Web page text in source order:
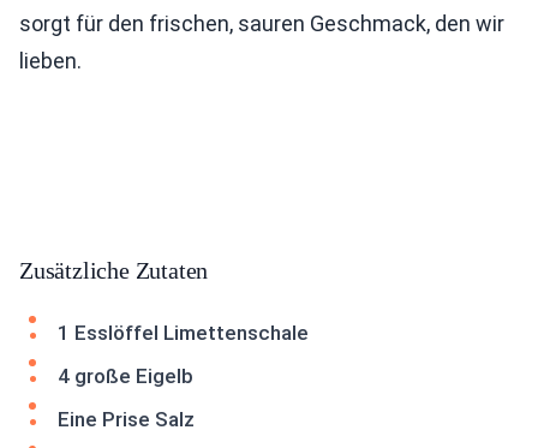
sorgt für den frischen, sauren Geschmack, den wir
lieben.
Zusätzliche Zutaten
1 Esslöffel Limettenschale
4 große Eigelb
Eine Prise Salz